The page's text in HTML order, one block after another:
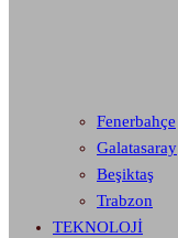
Fenerbahçe
Galatasaray
Beşiktaş
Trabzon
TEKNOLOJİ